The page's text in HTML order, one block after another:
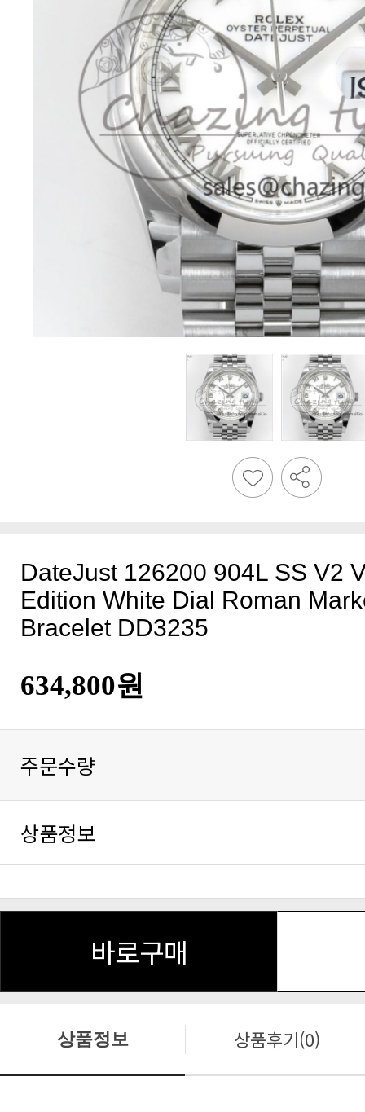
Bracelet DD3235
634,800원
주문수량
상품정보
바로구매
상품정보 상품후기(0)